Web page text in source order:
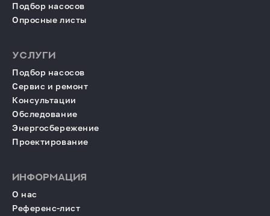
Подбор насосов
Опросные листы
УСЛУГИ
Подбор насосов
Сервис и ремонт
Консультации
Обследование
Энергосбережение
Проектирование
ИНФОРМАЦИЯ
О нас
Референс-лист